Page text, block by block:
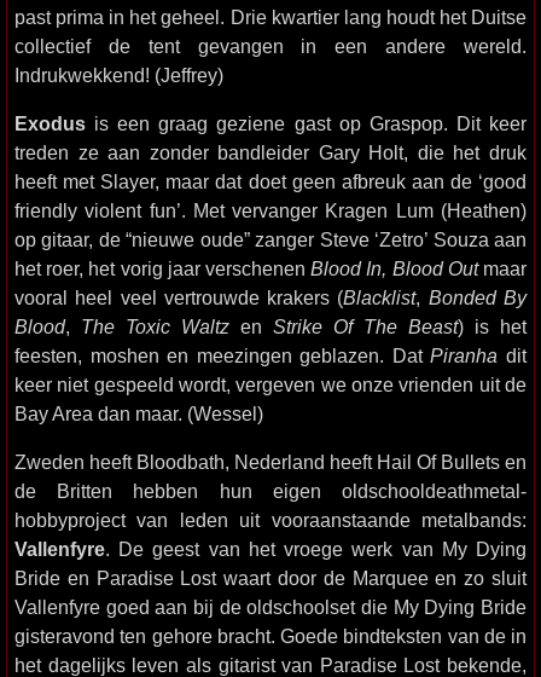
past prima in het geheel. Drie kwartier lang houdt het Duitse
collectief de tent gevangen in een andere wereld.
Indrukwekkend! (Jeffrey)
Exodus is een graag geziene gast op Graspop. Dit keer
treden ze aan zonder bandleider Gary Holt, die het druk
heeft met Slayer, maar dat doet geen afbreuk aan de ‘good
friendly violent fun’. Met vervanger Kragen Lum (Heathen)
op gitaar, de “nieuwe oude” zanger Steve ‘Zetro’ Souza aan
het roer, het vorig jaar verschenenBlood In, Blood Outmaar
vooral heel veel vertrouwde krakers (Blacklist, Bonded By
Blood, The Toxic Waltz en Strike Of The Beast) is het
feesten, moshen en meezingen geblazen. DatPiranha dit
keer niet gespeeld wordt, vergeven we onze vrienden uit de
Bay Area dan maar. (Wessel)
Zweden heeft Bloodbath, Nederland heeft Hail Of Bullets en
de Britten hebben hun eigen oldschooldeathmetal-
hobbyproject van leden uit vooraanstaande metalbands:
Vallenfyre. De geest van het vroege werk van My Dying
Bride en Paradise Lost waart door de Marquee en zo sluit
Vallenfyre goed aan bij de oldschoolset die My Dying Bride
gisteravond ten gehore bracht. Goede bindteksten van de in
het dagelijks leven als gitarist van Paradise Lost bekende,